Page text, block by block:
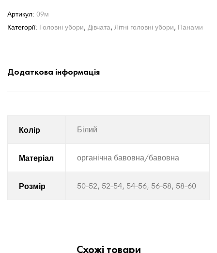
Артикул: 09м
Категорії: Головні убори, Дівчата, Літні головні убори, Панами
Додаткова інформація
Колір Білий
Матеріал органічна бавовна/бавовна
Розмір 50-52, 52-54, 54-56, 56-58, 58-60
Схожі товари